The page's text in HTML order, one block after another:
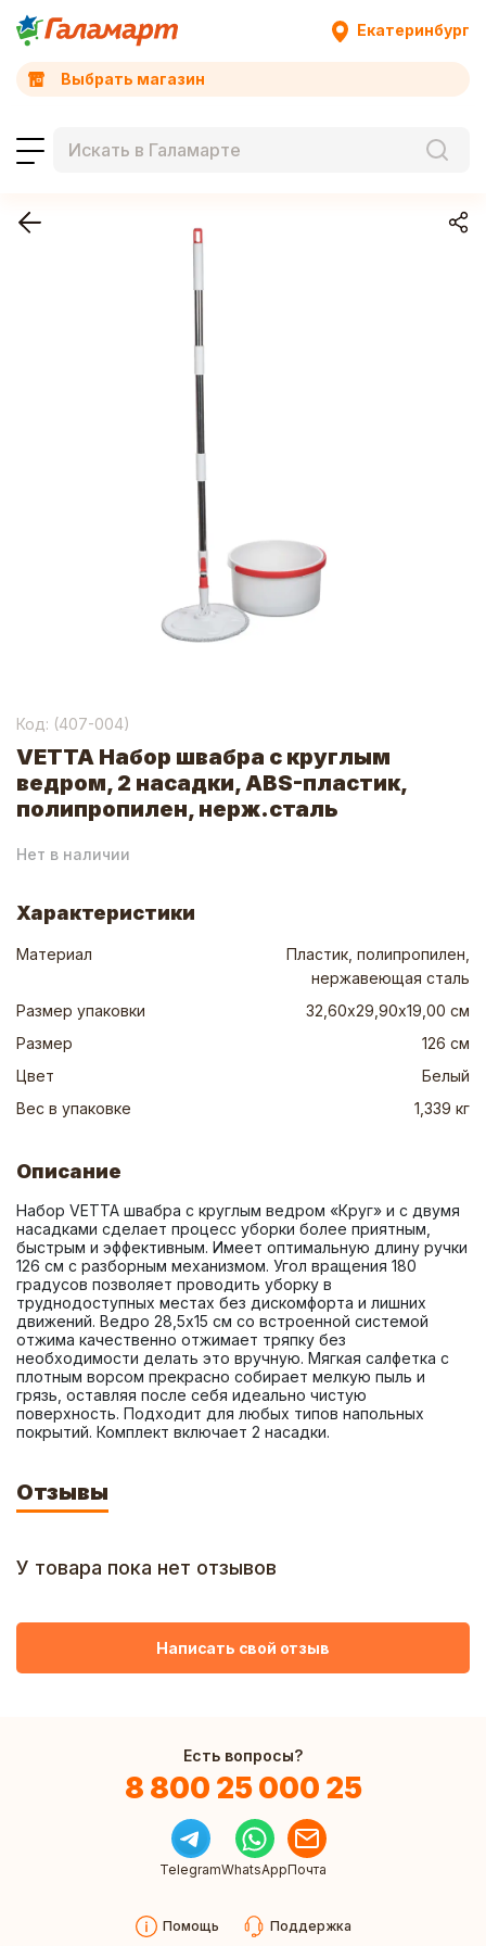
Екатеринбург
Выбрать магазин
Код: (407-004)
VETTA Набор швабра с круглым
ведром, 2 насадки, ABS-пластик,
полипропилен, нерж.сталь
Нет в наличии
Характеристики
Материал
Пластик, полипропилен,
нержавеющая сталь
Размер упаковки
32,60х29,90х19,00 см
Размер
126 см
Цвет
Белый
Вес в упаковке
1,339 кг
Описание
Набор VETTA швабра с круглым ведром «Круг» и с двумя
насадками сделает процесс уборки более приятным,
быстрым и эффективным. Имеет оптимальную длину ручки
126 см с разборным механизмом. Угол вращения 180
градусов позволяет проводить уборку в
труднодоступных местах без дискомфорта и лишних
движений. Ведро 28,5х15 см со встроенной системой
отжима качественно отжимает тряпку без
необходимости делать это вручную. Мягкая салфетка с
плотным ворсом прекрасно собирает мелкую пыль и
грязь, оставляя после себя идеально чистую
поверхность. Подходит для любых типов напольных
покрытий. Комплект включает 2 насадки.
Отзывы
У товара пока нет отзывов
Написать свой отзыв
Есть вопросы?
8 800 25 000 25
TelegramWhatsAppПочта
Помощь Поддержка